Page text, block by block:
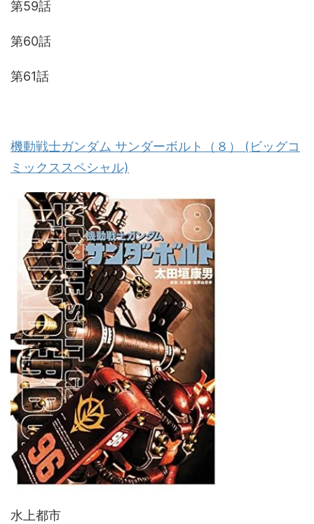
第59話
第60話
第61話
機動戦士ガンダム サンダーボルト（８） (ビッグコ
ミックススペシャル)
水上都市